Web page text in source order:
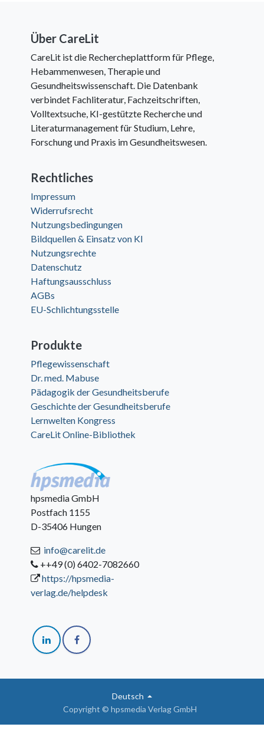
Über CareLit
CareLit ist die Rechercheplattform für Pflege,
Hebammenwesen, Therapie und
Gesundheitswissenschaft. Die Datenbank
verbindet Fachliteratur, Fachzeitschriften,
Volltextsuche, KI-gestützte Recherche und
Literaturmanagement für Studium, Lehre,
Forschung und Praxis im Gesundheitswesen.
Rechtliches
Impressum
Widerrufsrecht
Nutzungsbedingungen
Bildquellen & Einsatz von KI
Nutzungsrechte
Datenschutz
Haftungsausschluss
AGBs
EU-Schlichtungsstelle
Produkte
Pflegewissenschaft
Dr. med. Mabuse
Pädagogik der Gesundheitsberufe
Geschichte der Gesundheitsberufe
Lernwelten Kongress
CareLit Online-Bibliothek
hpsmedia GmbH
Postfach 1155
D-35406 Hungen
info@carelit.de
++49 (0) 6402-7082660
https://hpsmedia-
verlag.de/helpdesk
Copyright © hpsmedia Verlag GmbH
Deutsch